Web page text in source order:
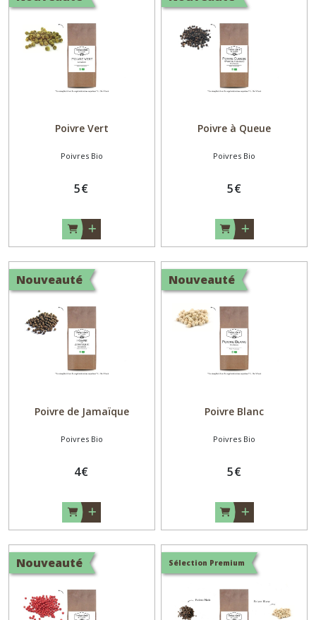
Poivre Vert
Poivres Bio
5€
Poivre à Queue
Poivres Bio
5€
Nouveauté
Poivre de Jamaïque
Poivres Bio
4€
Nouveauté
Poivre Blanc
Poivres Bio
5€
Nouveauté Sélection Premium
Bio
(5)